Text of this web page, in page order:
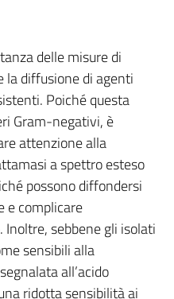
delle misure di
la diffusione di agenti
Poiché questa
Gram-negativi, è
attenzione alla
a spettro esteso
possono diffondersi
e complicare
sebbene gli isolati
sensibili alla
all’acido
ridotta sensibilità ai